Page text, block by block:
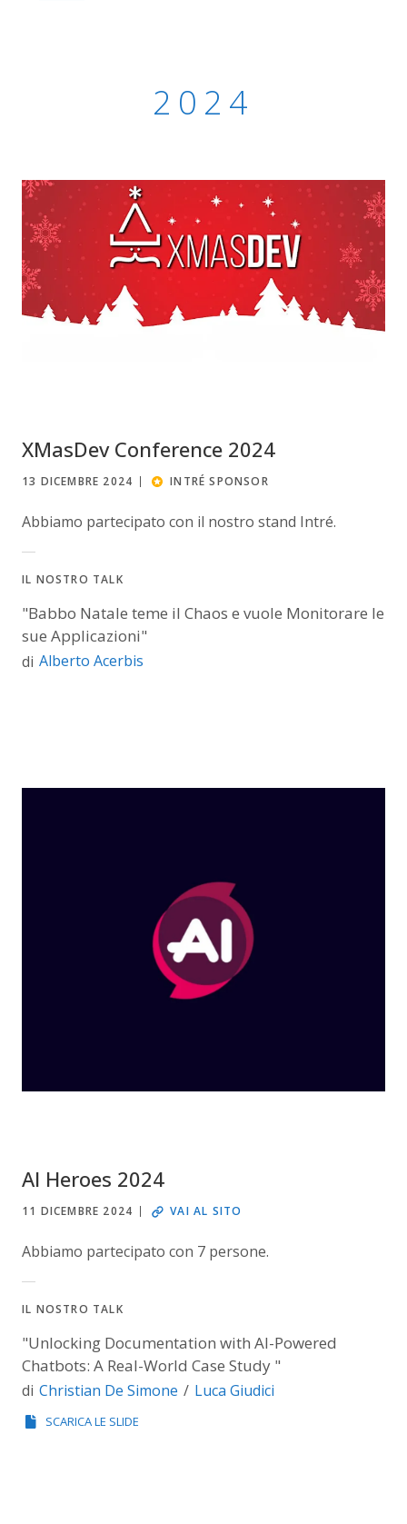
2024
XMasDev Conference 2024
13 DICEMBRE 2024 INTRÉ SPONSOR
Abbiamo partecipato con il nostro stand Intré.
IL NOSTRO TALK
"Babbo Natale teme il Chaos e vuole Monitorare le
sue Applicazioni"
di Alberto Acerbis
AI Heroes 2024
11 DICEMBRE 2024 VAI AL SITO
Abbiamo partecipato con 7 persone.
IL NOSTRO TALK
"Unlocking Documentation with AI-Powered
Chatbots: A Real-World Case Study "
di Christian De Simone Luca Giudici
SCARICA LE SLIDE